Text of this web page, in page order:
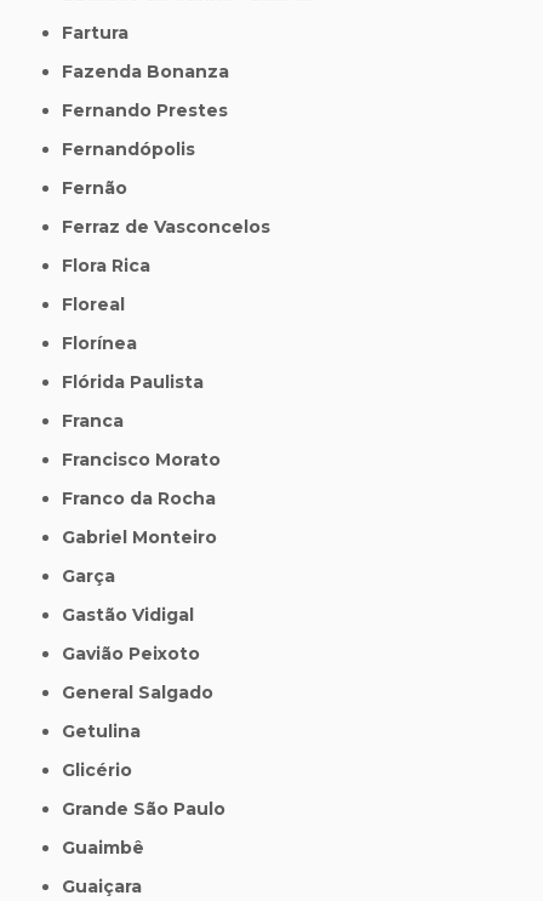
Fartura
Fazenda Bonanza
Fernando Prestes
Fernandópolis
Fernão
Ferraz de Vasconcelos
Flora Rica
Floreal
Florínea
Flórida Paulista
Franca
Francisco Morato
Franco da Rocha
Gabriel Monteiro
Garça
Gastão Vidigal
Gavião Peixoto
General Salgado
Getulina
Glicério
Grande São Paulo
Guaimbê
Guaiçara